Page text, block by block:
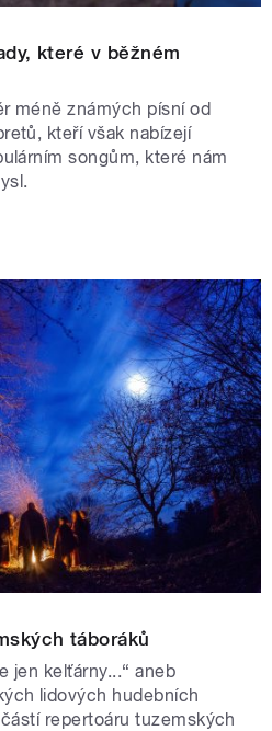
které v běžném
méně známých písní od
kteří však nabízejí
songům, které nám
táboráků
jen kelťárny...“ aneb
lidových hudebních
repertoáru tuzemských